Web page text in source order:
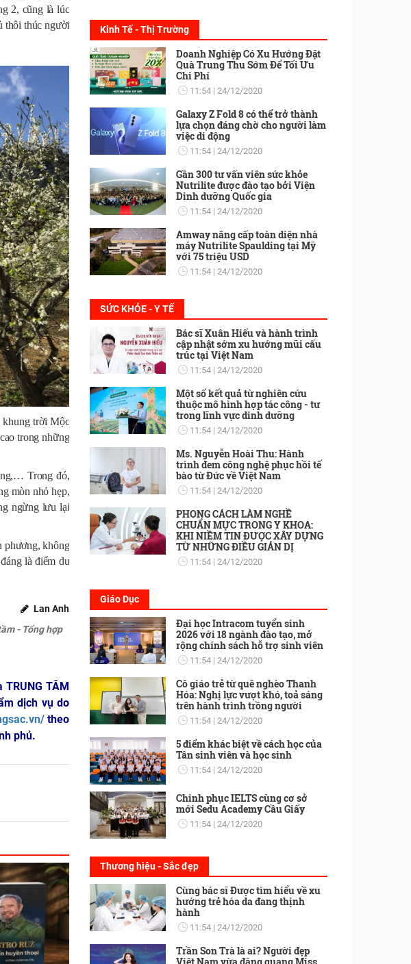
2, cũng là lúc
thôi thúc người
khung trời Mộc
trong những
Trong đó,
mòn nhỏ hẹp,
ngừng lưu lại
phương, không
là điểm du
Lan Anh
- Tổng hợp
TÂM
dịch vụ do
theo
phủ.
Kinh Tế - Thị Trường
Doanh Nghiệp Có Xu Hướng Đặt
Quà Trung Thu Sớm Để Tối Ưu
Chi Phí
11:54 24/12/2020
Galaxy Z Fold 8 có thể trở thành
lựa chọn đáng chờ cho người làm
việc di động
11:54 24/12/2020
Gần 300 tư vấn viên sức khỏe
Nutrilite được đào tạo bởi Viện
Dinh dưỡng Quốc gia
11:54 24/12/2020
Amway nâng cấp toàn diện nhà
máy Nutrilite Spaulding tại Mỹ
với 75 triệu USD
11:54 24/12/2020
SỨC KHỎE - Y TẾ
Bác sĩ Xuân Hiếu và hành trình
cập nhật sớm xu hướng mũi cấu
trúc tại Việt Nam
11:54 24/12/2020
Một số kết quả từ nghiên cứu
thuộc mô hình hợp tác công - tư
trong lĩnh vực dinh dưỡng
11:54 24/12/2020
Ms. Nguyễn Hoài Thu: Hành
trình đem công nghệ phục hồi tế
bào từ Đức về Việt Nam
11:54 24/12/2020
PHONG CÁCH LÀM NGHỀ
CHUẨN MỰC TRONG Y KHOA:
KHI NIỀM TIN ĐƯỢC XÂY DỰNG
TỪ NHỮNG ĐIỀU GIẢN DỊ
11:54 24/12/2020
Giáo Dục
Đại học Intracom tuyển sinh
2026 với 18 ngành đào tạo, mở
rộng chính sách hỗ trợ sinh viên
11:54 24/12/2020
Cô giáo trẻ từ quê nghèo Thanh
Hóa: Nghị lực vượt khó, toả sáng
trên hành trình trồng người
11:54 24/12/2020
5 điểm khác biệt về cách học của
Tân sinh viên và học sinh
11:54 24/12/2020
Chinh phục IELTS cùng cơ sở
mới Sedu Academy Cầu Giấy
11:54 24/12/2020
Thương hiệu - Sắc đẹp
Cùng bác sĩ Được tìm hiểu về xu
hướng trẻ hóa da đang thịnh
hành
11:54 24/12/2020
Trần Son Trà là ai? Người đẹp